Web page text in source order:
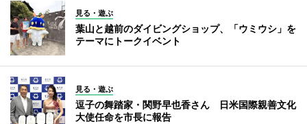
見る・遊ぶ
葉山と越前のダイビングショップ、「ウミウシ」を
テーマにトークイベント
見る・遊ぶ
逗子の舞踏家・関野早也香さん 日米国際親善文化
大使任命を市長に報告